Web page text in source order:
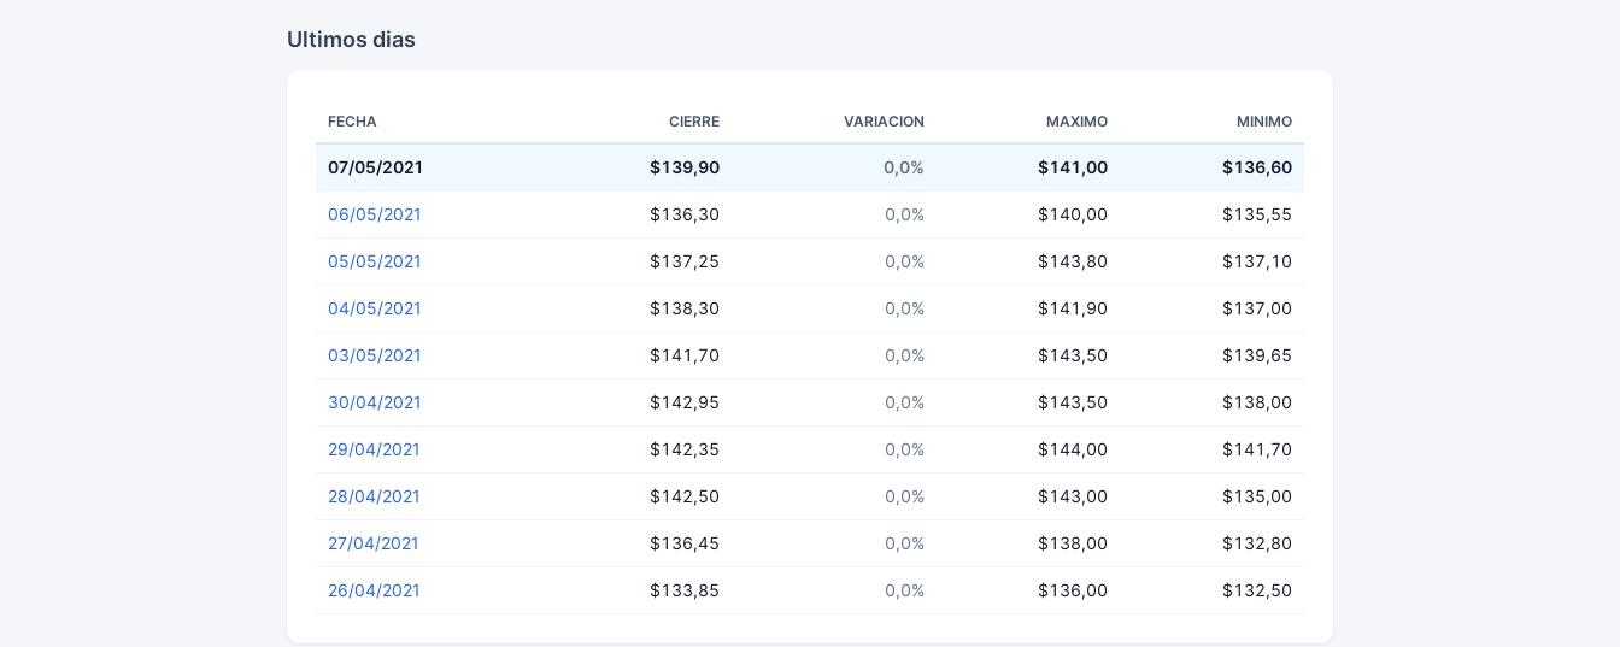
Ultimos dias
FECHA CIERRE VARIACION MAXIMO MINIMO
07/05/2021 $139,90 0,0% $141,00 $136,60
06/05/2021 $136,30 0,0% $140,00 $135,55
05/05/2021 $137,25 0,0% $143,80 $137,10
04/05/2021 $138,30 0,0% $141,90 $137,00
03/05/2021 $141,70 0,0% $143,50 $139,65
30/04/2021 $142,95 0,0% $143,50 $138,00
29/04/2021 $142,35 0,0% $144,00 $141,70
28/04/2021 $142,50 0,0% $143,00 $135,00
27/04/2021 $136,45 0,0% $138,00 $132,80
26/04/2021 $133,85 0,0% $136,00 $132,50